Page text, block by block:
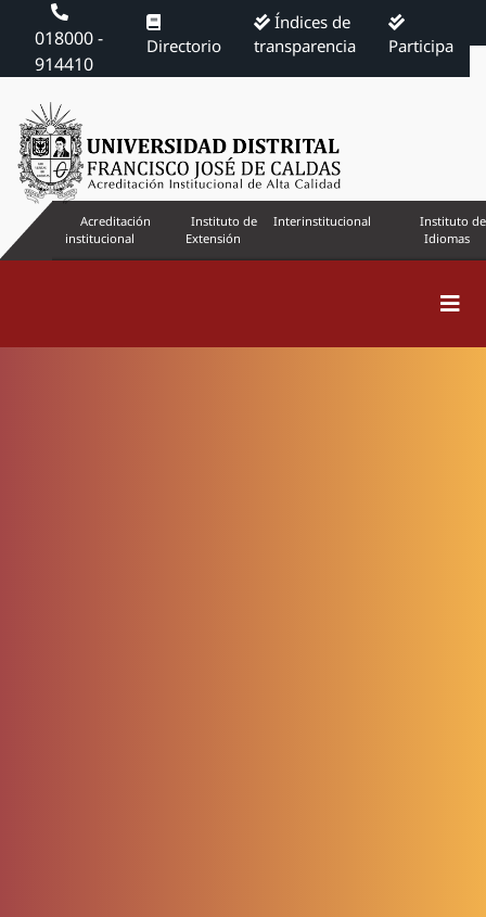
018000 -
914410
Directorio
Índices de
transparencia
Participa
Acreditación
institucional
Instituto de
Extensión
Interinstitucional
Instituto de
Idiomas